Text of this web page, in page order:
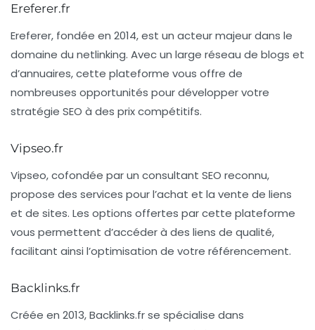
Ereferer.fr
Ereferer, fondée en 2014, est un acteur majeur dans le
domaine du netlinking. Avec un large réseau de blogs et
d’annuaires, cette plateforme vous offre de
nombreuses opportunités pour développer votre
stratégie SEO à des prix compétitifs.
Vipseo.fr
Vipseo, cofondée par un consultant SEO reconnu,
propose des services pour l’achat et la vente de liens
et de sites. Les options offertes par cette plateforme
vous permettent d’accéder à des liens de qualité,
facilitant ainsi l’optimisation de votre référencement.
Backlinks.fr
Créée en 2013,Backlinks.frse spécialise dans